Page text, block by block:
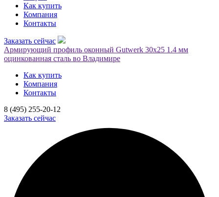
Как купить
Компания
Контакты
Заказать сейчас
Армирующий профиль оконный Gutwerk 30х25 1.4 мм
оцинкованная сталь во Владимире
Как купить
Компания
Контакты
8 (495) 255-20-12
Заказать сейчас